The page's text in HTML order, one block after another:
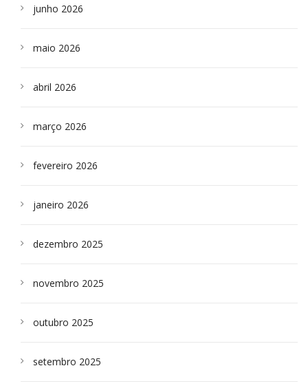
junho 2026
maio 2026
abril 2026
março 2026
fevereiro 2026
janeiro 2026
dezembro 2025
novembro 2025
outubro 2025
setembro 2025